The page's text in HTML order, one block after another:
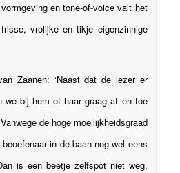
en tone-of-voice valt het
vrolijke en tikje eigenzinnige
Zaanen: ‘Naast dat de lezer er
we bij hem of haar graag af en toe
de hoge moeilijkheidsgraad
in de baan nog wel eens
is een beetje zelfspot niet weg.